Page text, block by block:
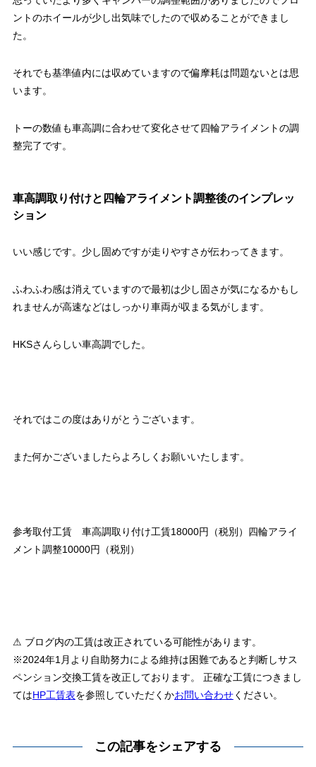
ントのホイールが少し出気味でしたので収めることができまし
た。
それでも基準値内には収めていますので偏摩耗は問題ないとは思
います。
トーの数値も車高調に合わせて変化させて四輪アライメントの調
整完了です。
車高調取り付けと四輪アライメント調整後のインプレッ
ション
いい感じです。少し固めですが走りやすさが伝わってきます。
ふわふわ感は消えていますので最初は少し固さが気になるかもし
れませんが高速などはしっかり車両が収まる気がします。
HKSさんらしい車高調でした。
それではこの度はありがとうございます。
また何かございましたらよろしくお願いいたします。
参考取付工賃 車高調取り付け工賃18000円（税別）四輪アライ
メント調整10000円（税別）
⚠ ブログ内の工賃は改正されている可能性があります。
※2024年1月より自助努力による維持は困難であると判断しサス
ペンション交換工賃を改正しております。 正確な工賃につきまし
てはHP工賃表を参照していただくかお問い合わせください。
この記事をシェアする